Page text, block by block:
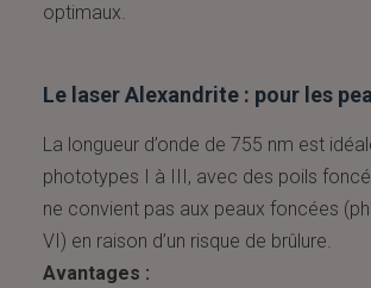
optimaux.
Le laser Alexandrite : pour les
La longueur d’onde de 755 nm est
phototypes I à III, avec des poils
ne convient pas aux peaux foncées
VI) en raison d’un risque de brûlure.
Avantages :